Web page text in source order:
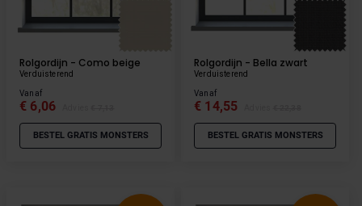
Rolgordijn - Como beige
Verduisterend
Vanaf
€ 6,06
BESTEL GRATIS MONSTERS
Rolgordijn - Bella zwart
Verduisterend
Vanaf
€ 14,55
BESTEL GRATIS MONSTERS